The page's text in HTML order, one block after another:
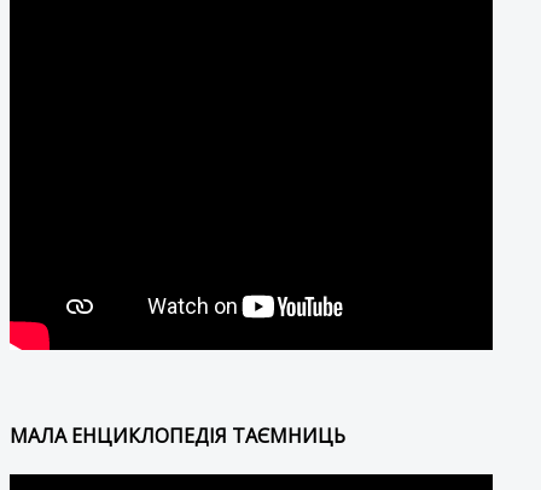
МАЛА ЕНЦИКЛОПЕДІЯ ТАЄМНИЦЬ